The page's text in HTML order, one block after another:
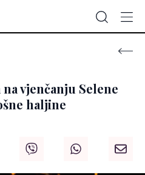
vjenčanju Selene
haljine